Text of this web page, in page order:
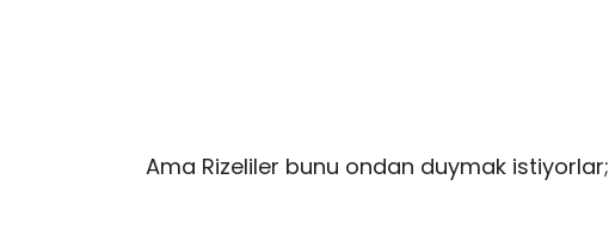
Ama Rizeliler bunu ondan duymak istiyorlar;